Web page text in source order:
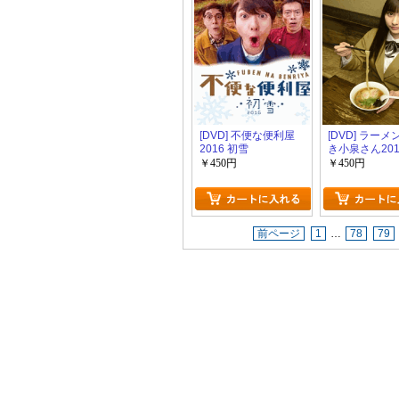
[DVD] 不便な便利屋
2016 初雪
￥450円
[DVD] ラーメ
き小泉さん
SP
￥450円
前ページ 1 … 78 79